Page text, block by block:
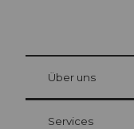
Gästekarte
Ihre Vorteile als
at Bre
Über uns
Services